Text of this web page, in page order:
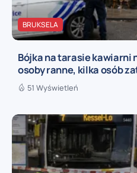
BRUKSELA
Bójka na tarasie kawiarni
osoby ranne, kilka osób
51 Wyświetleń